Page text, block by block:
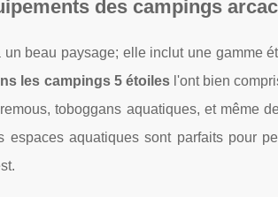
des campings
un beau paysage; elle inclut une gamme
les campings 5 étoilesl'ont bien
toboggans aquatiques, et même
aquatiques sont parfaits pour